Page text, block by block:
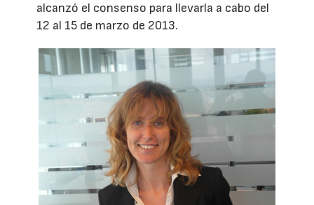
alcanzó el consenso para llevarla a cabo del
12 al 15 de marzo de 2013.